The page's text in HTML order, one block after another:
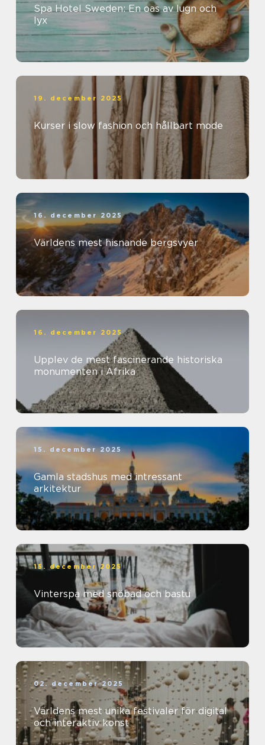
Spa Hotel Sweden: En oas av lugn och
lyx
19. december 2025
Kurser i slow fashion och hållbart mode
16. december 2025
Världens mest hisnande bergsvyer
16. december 2025
Upplev de mest fascinerande historiska
monumenten i Afrika
15. december 2025
Gamla stadshus med intressant
arkitektur
15. december 2025
Vinterspa med snöbad och bastu
02. december 2025
Världens mest unika festivaler för digital
och interaktiv konst